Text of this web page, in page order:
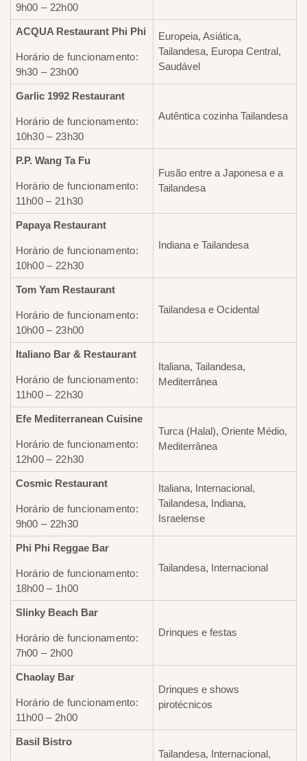
9h00 – 22h00
ACQUA Restaurant Phi Phi
Horário de funcionamento:
9h30 – 23h00
Europeia, Asiática,
Tailandesa, Europa Central,
Saudável
Garlic 1992 Restaurant
Horário de funcionamento:
10h30 – 23h30
Autêntica cozinha Tailandesa
P.P. Wang Ta Fu
Horário de funcionamento:
11h00 – 21h30
Fusão entre a Japonesa e a
Tailandesa
Papaya Restaurant
Horário de funcionamento:
10h00 – 22h30
Indiana e Tailandesa
Tom Yam Restaurant
Horário de funcionamento:
10h00 – 23h00
Tailandesa e Ocidental
Italiano Bar & Restaurant
Horário de funcionamento:
11h00 – 22h30
Italiana, Tailandesa,
Mediterrânea
Efe Mediterranean Cuisine
Horário de funcionamento:
12h00 – 22h30
Turca (Halal), Oriente Médio,
Mediterrânea
Cosmic Restaurant
Horário de funcionamento:
9h00 – 22h30
Italiana, Internacional,
Tailandesa, Indiana,
Israelense
Phi Phi Reggae Bar
Horário de funcionamento:
18h00 – 1h00
Tailandesa, Internacional
Slinky Beach Bar
Horário de funcionamento:
7h00 – 2h00
Drinques e festas
Chaolay Bar
Horário de funcionamento:
11h00 – 2h00
Drinques e shows
pirotécnicos
Basil Bistro
Tailandesa, Internacional,